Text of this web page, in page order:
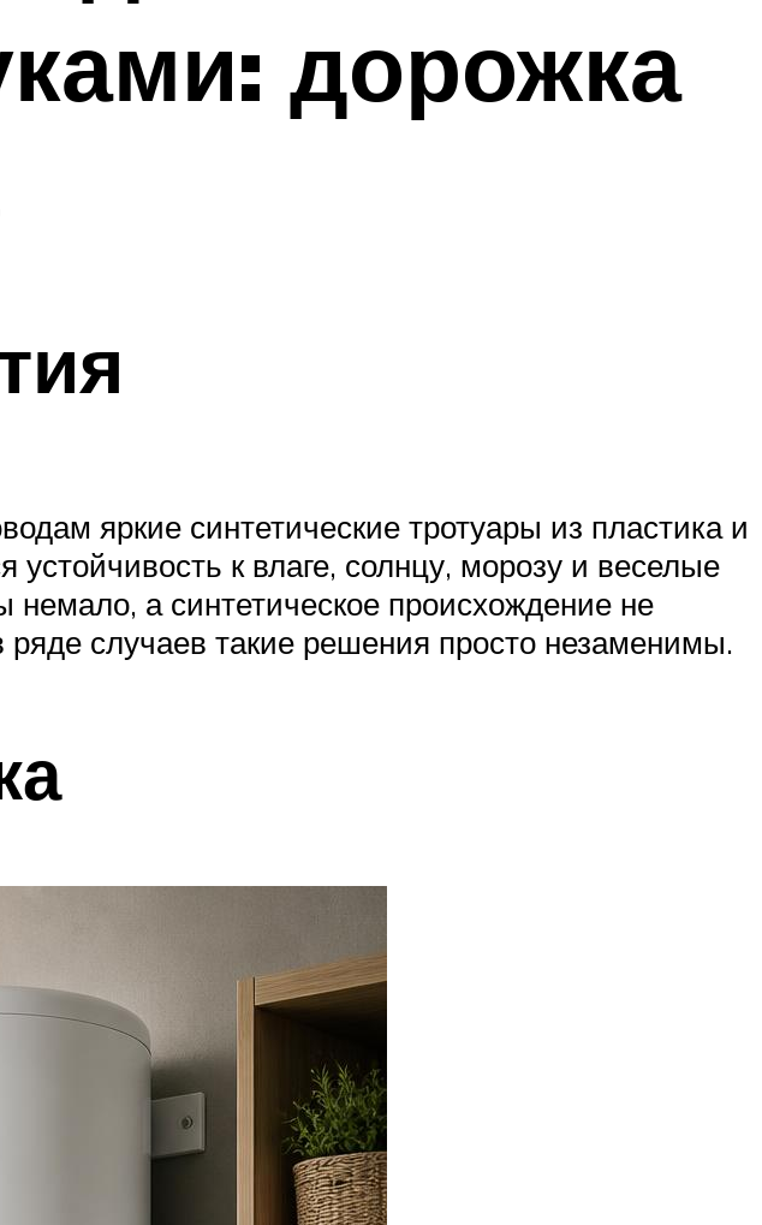
дорожка
яркие синтетические тротуары из пластика и
к влаге, солнцу, морозу и веселые
немало, а синтетическое происхождение не
случаев такие решения просто незаменимы.